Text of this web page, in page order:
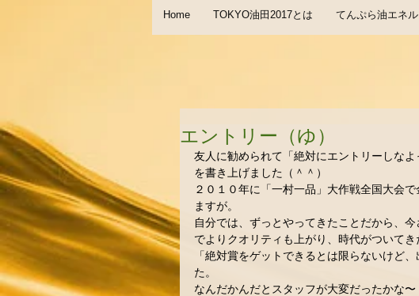
Home TOKYO油田2017とは てんぷら油エネル
エントリー（ゆ）
友人に勧められて「絶対にエントリーしな
を書き上げました（＾＾）
２０１０年に「一村一品」大作戦全国大会
ますが。
自分では、ずっとやってきたことだから、
でよりクオリティも上がり、時代がついてき
「絶対賞をゲットできるとは限らないけど
た。
なんだかんだとスタッフが大変だったかな〜